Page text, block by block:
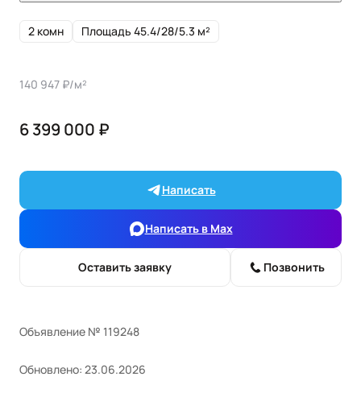
2 комн Площадь 45.4/28/5.3 м²
140 947 ₽/м²
6 399 000 ₽
Написать
Написать в Max
Оставить заявку Позвонить
Объявление № 119248
Обновлено: 23.06.2026